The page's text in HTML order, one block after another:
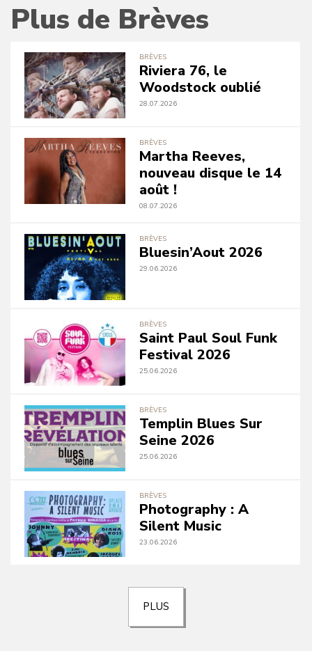
Plus de Brèves
BRÈVES
Riviera 76, le
Woodstock oublié
28.07.2026
BRÈVES
Martha Reeves,
nouveau disque le 14
août !
08.07.2026
BRÈVES
Bluesin’Aout 2026
29.06.2026
BRÈVES
Saint Paul Soul Funk
Festival 2026
25.06.2026
BRÈVES
Templin Blues Sur
Seine 2026
25.06.2026
BRÈVES
Photography : A
Silent Music
23.06.2026
PLUS